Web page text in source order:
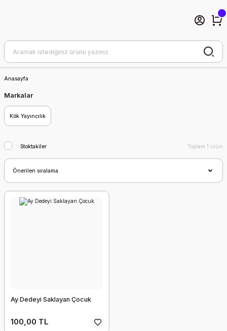
Anasayfa
Markalar
Kök Yayıncılık
Stoktakiler Toplam 1 ürün
Ay Dedeyi Saklayan Çocuk
100,00 TL